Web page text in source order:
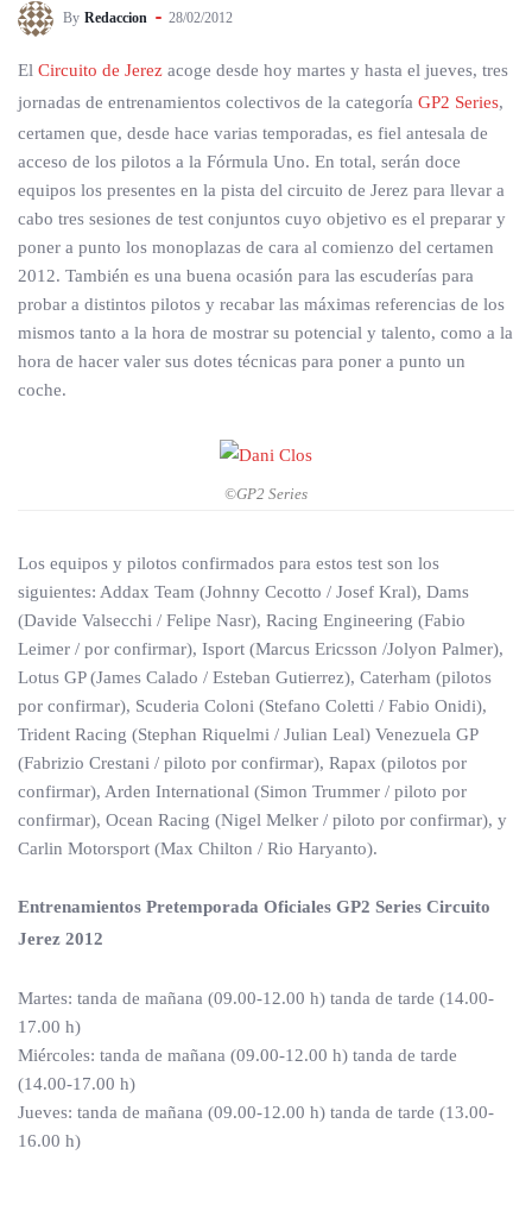
By Redaccion 28/02/2012
El Circuito de Jerez acoge desde hoy martes y hasta el jueves, tres
jornadas de entrenamientos colectivos de la categoría GP2 Series,
certamen que, desde hace varias temporadas, es fiel antesala de
acceso de los pilotos a la Fórmula Uno. En total, serán doce
equipos los presentes en la pista del circuito de Jerez para llevar a
cabo tres sesiones de test conjuntos cuyo objetivo es el preparar y
poner a punto los monoplazas de cara al comienzo del certamen
2012. También es una buena ocasión para las escuderías para
probar a distintos pilotos y recabar las máximas referencias de los
mismos tanto a la hora de mostrar su potencial y talento, como a la
hora de hacer valer sus dotes técnicas para poner a punto un
coche.
©GP2 Series
Los equipos y pilotos confirmados para estos test son los
siguientes: Addax Team (Johnny Cecotto / Josef Kral), Dams
(Davide Valsecchi / Felipe Nasr), Racing Engineering (Fabio
Leimer / por confirmar), Isport (Marcus Ericsson /Jolyon Palmer),
Lotus GP (James Calado / Esteban Gutierrez), Caterham (pilotos
por confirmar), Scuderia Coloni (Stefano Coletti / Fabio Onidi),
Trident Racing (Stephan Riquelmi / Julian Leal) Venezuela GP
(Fabrizio Crestani / piloto por confirmar), Rapax (pilotos por
confirmar), Arden International (Simon Trummer / piloto por
confirmar), Ocean Racing (Nigel Melker / piloto por confirmar), y
Carlin Motorsport (Max Chilton / Rio Haryanto).
Entrenamientos Pretemporada Oficiales GP2 Series Circuito
Jerez 2012
Martes: tanda de mañana (09.00-12.00 h) tanda de tarde (14.00-
17.00 h)
Miércoles: tanda de mañana (09.00-12.00 h) tanda de tarde
(14.00-17.00 h)
Jueves: tanda de mañana (09.00-12.00 h) tanda de tarde (13.00-
16.00 h)